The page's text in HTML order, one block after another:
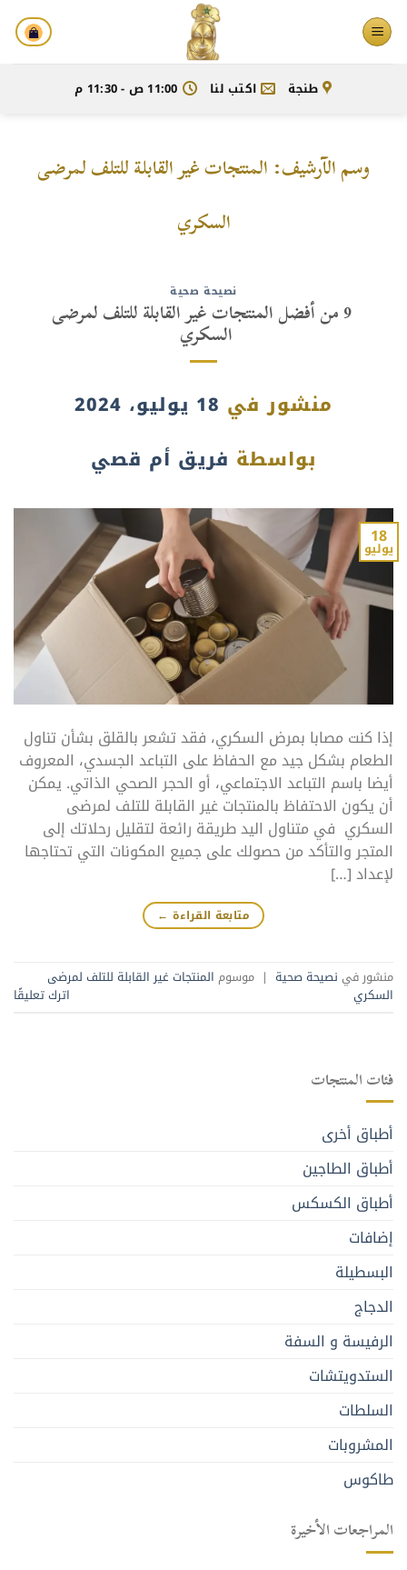
تخطي
للمحتوى
طنجة اكتب لنا 11:00 ص - 11:30 م
وسم الآرشيف: المنتجات غير القابلة للتلف لمرضى
السكري
نصيحة صحية
9 من أفضل المنتجات غير القابلة للتلف لمرضى
السكري
منشور في 18 يوليو، 2024
بواسطة فريق أم قصي
18
يوليو
إذا كنت مصابا بمرض السكري، فقد تشعر بالقلق بشأن تناول
الطعام بشكل جيد مع الحفاظ على التباعد الجسدي، المعروف
أيضا باسم التباعد الاجتماعي، أو الحجر الصحي الذاتي. يمكن
أن يكون الاحتفاظ بالمنتجات غير القابلة للتلف لمرضى
السكري في متناول اليد طريقة رائعة لتقليل رحلاتك إلى
المتجر والتأكد من حصولك على جميع المكونات التي تحتاجها
لإعداد […]
متابعة القراءة ←
منشور في نصيحة صحية | موسوم المنتجات غير القابلة للتلف لمرضى
السكري
اترك تعليقًا
فئات المنتجات
أطباق أخرى
أطباق الطاجين
أطباق الكسكس
إضافات
البسطيلة
الدجاج
الرفيسة و السفة
الستدويتشات
السلطات
المشروبات
طاكوس
المراجعات الأخيرة